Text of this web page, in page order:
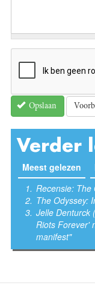
Opslaan
Verder
Meest gelezen
Recensie: The
The Odyssey:
Jelle Denturck
Riots Forever'
manifest"